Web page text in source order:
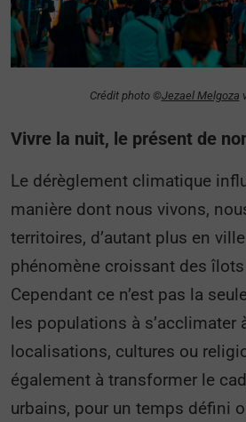
Crédit photo ©Jezael Melgoza
Vivre la nuit, le présent de
Le dérèglement climatique
manière dont nous vivons,
territoires, d’autant plus en
phénomène croissant des
Cependant ce n’est pas la
les populations à s’acclimater
localisations, cultures ou
également à transformer le
urbains, pour un temps défini